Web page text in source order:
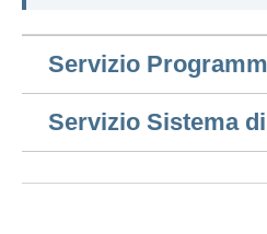
Servizio
Servizio Sistema